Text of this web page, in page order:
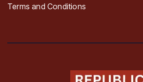
Terms and Conditions